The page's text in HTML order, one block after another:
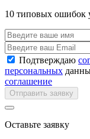
10 типовых ошибок
Подтверждаю
персональных
соглашение
Отправить заявку
Оставьте заявку